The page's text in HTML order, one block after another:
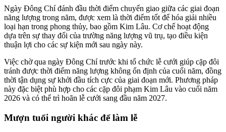
Ngày Đông Chí đánh đầu thời điểm chuyển giao giữa các giai đoạn
năng lượng trong năm, được xem là thời điểm tốt để hóa giải nhiều
loại hạn trong phong thủy, bao gồm Kim Lâu. Cơ chế hoạt động
dựa trên sự thay đổi của trường năng lượng vũ trụ, tạo điều kiện
thuận lợi cho các sự kiện mới sau ngày này.
Việc chờ qua ngày Đông Chí trước khi tổ chức lễ cưới giúp cặp đôi
tránh được thời điểm năng lượng không ổn định của cuối năm, đồng
thời tận dụng sự khởi đầu tích cực của giai đoạn mới. Phương pháp
này đặc biệt phù hợp cho các cặp đôi phạm Kim Lâu vào cuối năm
2026 và có thể trì hoãn lễ cưới sang đầu năm 2027.
Mượn tuổi người khác để làm lễ